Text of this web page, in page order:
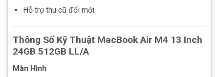
Hỗ trợ thu cũ đổi mới
Thông Số Kỹ Thuật MacBook Air M4 13 Inch
24GB 512GB LL/A
Màn Hình